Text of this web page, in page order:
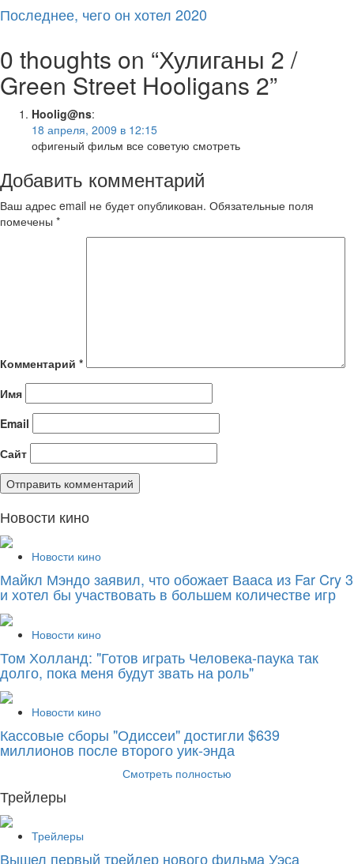
Последнее, чего он хотел 2020
0 thoughts on “Хулиганы 2 /
Green Street Hooligans 2”
Hoolig@ns:
18 апреля, 2009 в 12:15
офигеный фильм все советую смотреть
Добавить комментарий
Ваш адрес email не будет опубликован. Обязательные поля
помечены *
Комментарий *
Имя
Email
Сайт
Новости кино
Новости кино
Майкл Мэндо заявил, что обожает Вааса из Far Cry 3
и хотел бы участвовать в большем количестве игр
Новости кино
Том Холланд: "Готов играть Человека-паука так
долго, пока меня будут звать на роль"
Новости кино
Кассовые сборы "Одиссеи" достигли $639
миллионов после второго уик-энда
Смотреть полностью
Трейлеры
Трейлеры
Вышел первый трейлер нового фильма Уэса